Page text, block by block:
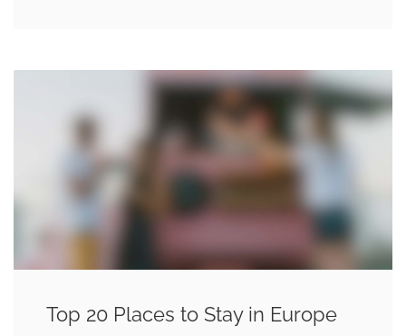
Top 20 Places to Stay in Europe